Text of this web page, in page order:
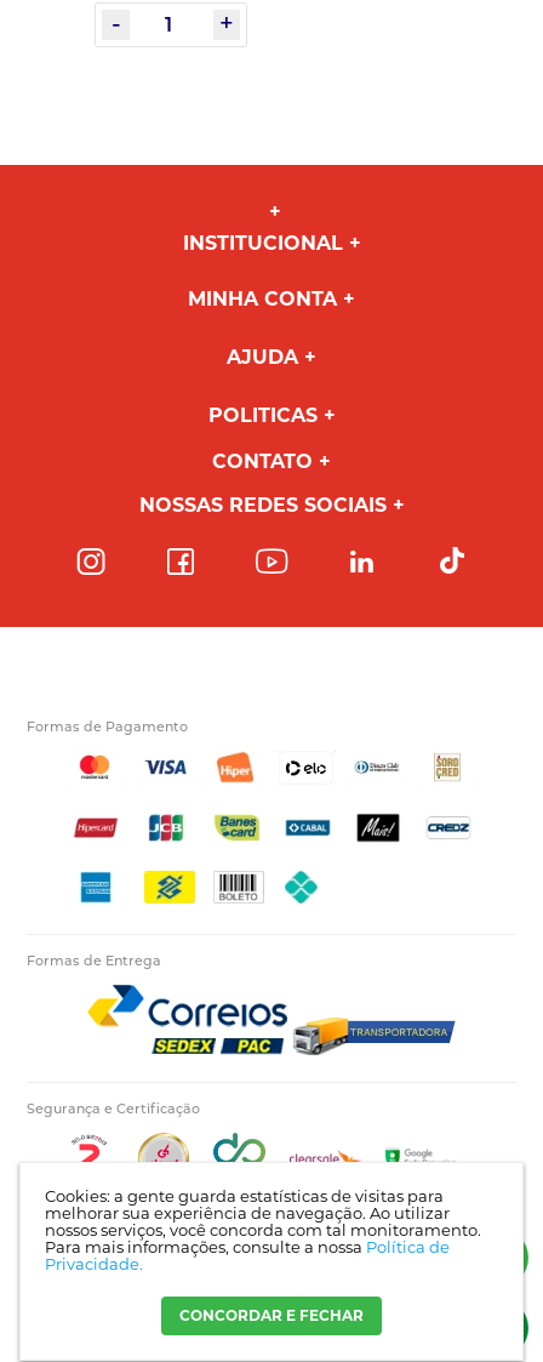
Cookies: a gente guarda estatísticas de visitas para
melhorar sua experiência de navegação. Ao utilizar
nossos serviços, você concorda com tal monitoramento.
Para mais informações, consulte a nossa Política de
Privacidade.
CONCORDAR E FECHAR
INSTITUCIONAL
MINHA CONTA
AJUDA
POLITICAS
CONTATO
NOSSAS REDES SOCIAIS
Formas de Pagamento
Formas de Entrega
Segurança e Certificação
Autopecas Tiete LTDA - CNPJ: 60.840.768/0001-03 | Rua Itajaí, 624 - Bairro Tietê |
Londrina - PR | CEP: 86025-450 |
Crie sua loja virtualcom a melhor empresa de e-commerce do Brasil.